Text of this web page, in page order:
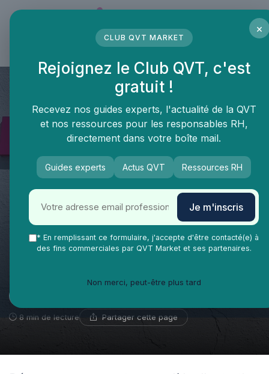
QVT Market Feedback culture
Optimisez vos entretiens
8 min de lecture Partager cette page
×
CLUB QVT MARKET
Rejoignez le Club QVT, c'est
gratuit !
Recevez nos guides experts, l'actualité de la QVT
et nos ressources pour les responsables RH,
directement dans votre boîte mail.
Guides experts Actus QVT Ressources RH
Je m'inscris
* En remplissant ce formulaire, j'accepte d'être contacté(e) à
des fins commerciales par QVT Market et ses partenaires.
Non merci, peut-être plus tard
Panneau de gestion des cookies